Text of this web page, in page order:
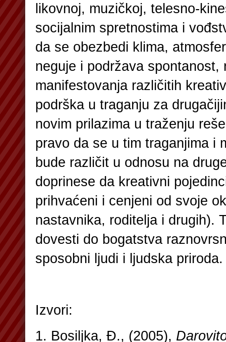
likovnoj, muzičkoj, telesno-
socijalnim spretnostima i
da se obezbedi klima,
neguje i podržava spontanost,
manifestovanja različitih
podrška u traganju za
novim prilazima u traženju
pravo da se u tim traganjima i
bude različit u odnosu na
doprinese da kreativni
prihvaćeni i cenjeni od svoje
nastavnika, roditelja i drugih).
dovesti do bogatstva
sposobni ljudi i ljudska priroda.
Izvori:
1. Bosiljka, Đ., (2005),